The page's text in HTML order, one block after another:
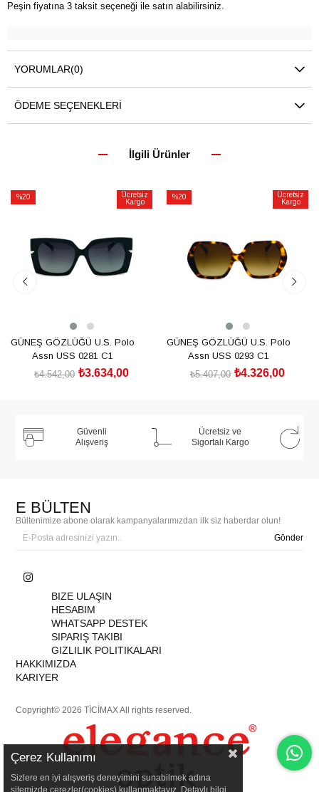
Peşin fiyatına 3 taksit seçeneği ile satın alabilirsiniz.
YORUMLAR(0)
ÖDEME SEÇENEKLERI
İlgili Ürünler
%20
Ücretsiz
Kargo
GÜNEŞ GÖZLÜĞÜ U.S. Polo
Assn USS 0281 C1
₺3.634,00
₺4.542,00
%20
Ücretsiz
Kargo
GÜNEŞ GÖZLÜĞÜ U.S. Polo
Assn USS 0293 C1
₺4.326,00
₺5.407,00
Güvenli
Alışveriş
Ücretsiz ve
Sigortalı Kargo
E BÜLTEN
Bültenimize abone olarak kampanyalarımızdan ilk siz haberdar olun!
Gönder
BIZE ULAŞIN
HESABIM
WHATSAPP DESTEK
SIPARIŞ TAKIBI
GIZLILIK POLITIKALARI
HAKKIMIZDA
KARIYER
Copyright© 2026 TİCİMAX All rights reserved.
Çerez Kullanımı
Sizlere en iyi alışveriş deneyimini sunabilmek adına
sitemizde çerezler(cookies) kullanmaktayız. Detaylı bilgi